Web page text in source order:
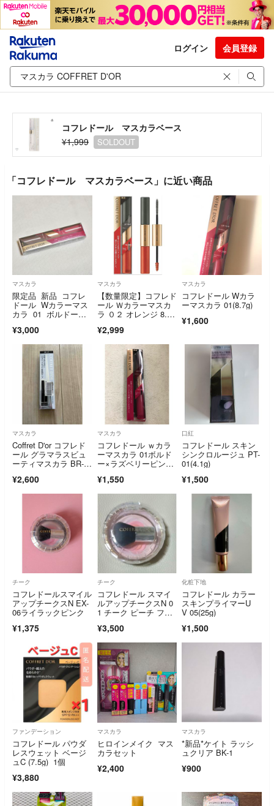
ログイン 会員登録
コフレドール マスカラベース
¥1,999
SOLDOUT
「コフレドール マスカラベース」に近い商品
マスカラ
限定品 新品 コフレ
ドール Wカラーマス
カラ 01 ボルドー＆
¥3,000
マスカラ
【数量限定】コフレド
ール Ｗカラーマスカ
ラ ０２ オレンジ 8.7
¥2,999
マスカラ
コフレドール Wカラ
ーマスカラ 01(8.7g)
¥1,600
マスカラ
Coffret D'or コフレド
ール グラマラスビュ
ーティマスカラ BR-2
¥2,600
マスカラ
コフレドール ｗカラ
ーマスカラ 01ボルド
ー×ラズベリーピン
¥1,550
口紅
コフレドール スキン
シンクロルージュ PT-
01(4.1g)
¥1,500
チーク
コフレドールスマイル
アップチークスN EX-
06ライラックピンク
¥1,375
チーク
コフレドール スマイ
ルアップチークスN 0
1 チーク ピーチ フェ
¥3,500
化粧下地
コフレドール カラー
スキンプライマーU
V 05(25g)
¥1,500
ファンデーション
コフレドール パウダ
レスウェット ベージ
ュC (7.5g) 1個
¥3,880
マスカラ
ヒロインメイク マス
カラセット
¥2,400
マスカラ
*新品*ケイト ラッシ
ュクリア BK-1
¥900